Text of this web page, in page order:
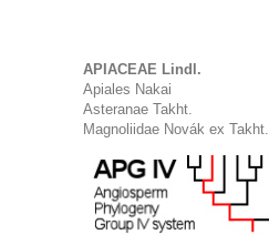
APIACEAE Lindl.
Apiales Nakai
Asteranae Takht.
Magnoliidae Novák ex Takht.